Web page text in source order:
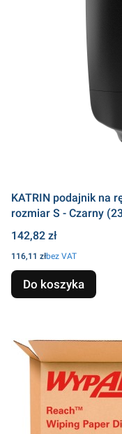
KATRIN podajnik na
rozmiar S - Czarny
Cena
142,82 zł
Cena
116,11 złbez VAT
Do koszyka